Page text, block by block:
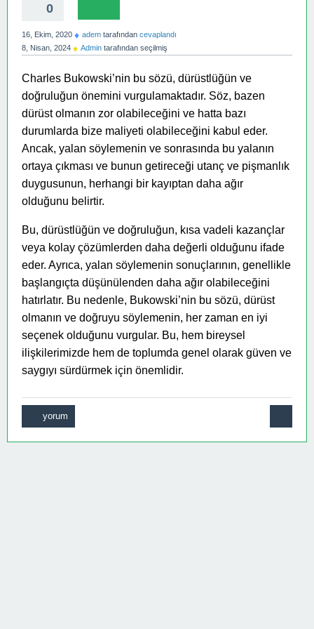
0
16, Ekim, 2020 ♦ adem tarafından cevaplandı
8, Nisan, 2024 ♦ Admin tarafından seçilmiş
Charles Bukowski’nin bu sözü, dürüstlüğün ve
doğruluğun önemini vurgulamaktadır. Söz, bazen
dürüst olmanın zor olabileceğini ve hatta bazı
durumlarda bize maliyeti olabileceğini kabul eder.
Ancak, yalan söylemenin ve sonrasında bu yalanın
ortaya çıkması ve bunun getireceği utanç ve pişmanlık
duygusunun, herhangi bir kayıptan daha ağır
olduğunu belirtir.
Bu, dürüstlüğün ve doğruluğun, kısa vadeli kazançlar
veya kolay çözümlerden daha değerli olduğunu ifade
eder. Ayrıca, yalan söylemenin sonuçlarının, genellikle
başlangıçta düşünülenden daha ağır olabileceğini
hatırlatır. Bu nedenle, Bukowski’nin bu sözü, dürüst
olmanın ve doğruyu söylemenin, her zaman en iyi
seçenek olduğunu vurgular. Bu, hem bireysel
ilişkilerimizde hem de toplumda genel olarak güven ve
saygıyı sürdürmek için önemlidir.